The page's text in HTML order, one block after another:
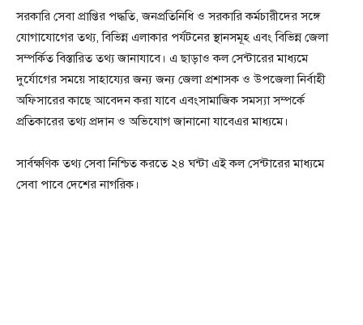
সরকারি সেবা প্রাপ্তির পদ্ধতি, জনপ্রতিনিধি ও সরকারি কর্মচারীদের সঙ্গে
যোগাযোগের তথ্য, বিভিন্ন এলাকার পর্যটনের স্থানসমূহ এবং বিভিন্ন জেলা
সম্পর্কিত বিস্তারিত তথ্য জানাযাবে। এ ছাড়াও কল সেন্টারের মাধ্যমে
দুর্যোগের সময়ে সাহায্যের জন্য জন্য জেলা প্রশাসক ও উপজেলা নির্বাহী
অফিসারের কাছে আবেদন করা যাবে এবংসামাজিক সমস্যা সম্পর্কে
প্রতিকারের তথ্য প্রদান ও অভিযোগ জানানো যাবেএর মাধ্যমে।
সার্বক্ষণিক তথ্য সেবা নিশ্চিত করতে ২৪ ঘন্টা এই কল সেন্টারের মাধ্যমে
সেবা পাবে দেশের নাগরিক।